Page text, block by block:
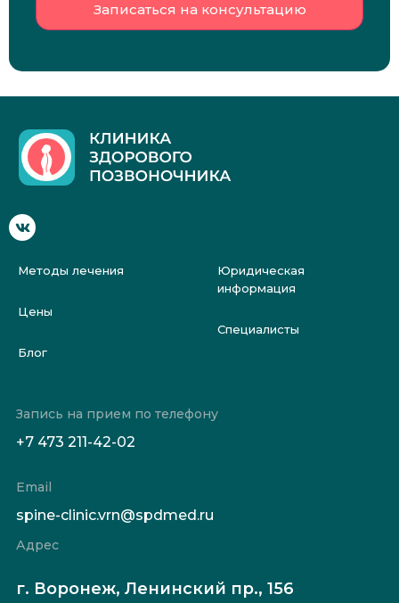
Записаться на консультацию
Методы лечения
Цены
Блог
Юридическая
информация
Специалисты
Запись на прием по телефону
+7 473 211-42-02
Email
spine-clinic.vrn@spdmed.ru
Адрес
г. Воронеж, Ленинский пр., 156